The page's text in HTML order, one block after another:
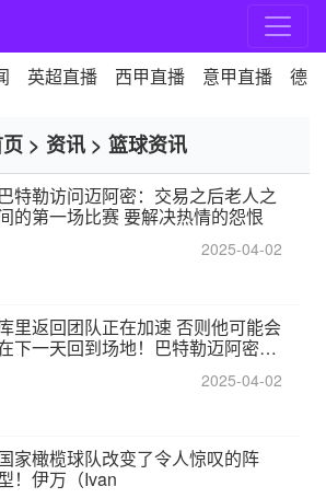
英超直播 西甲直播 意甲直播 德
> 资讯 > 篮球资讯
巴特勒访问迈阿密：交易之后老人之
的第一场比赛 要解决热情的怨恨
2025-04-02
里返回团队正在加速 否则他可能会
下一天回到场地！巴特勒迈阿密的
2025-04-02
家橄榄球队改变了令人惊叹的阵
！伊万（Ivan